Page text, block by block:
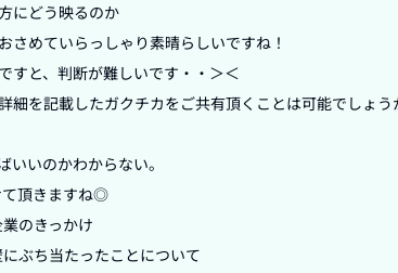
にどう映るのか
めていらっしゃり素晴らしいですね！
すと、判断が難しいです・・＞＜
細を記載したガクチカをご共有頂くことは可能でしょ
いのかわからない。
頂きますね◎
のきっかけ
ぶち当たったことについて